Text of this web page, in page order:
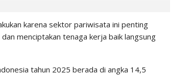
karena sektor pariwisata ini penting
menciptakan tenaga kerja baik langsung
tahun 2025 berada di angka 14,5